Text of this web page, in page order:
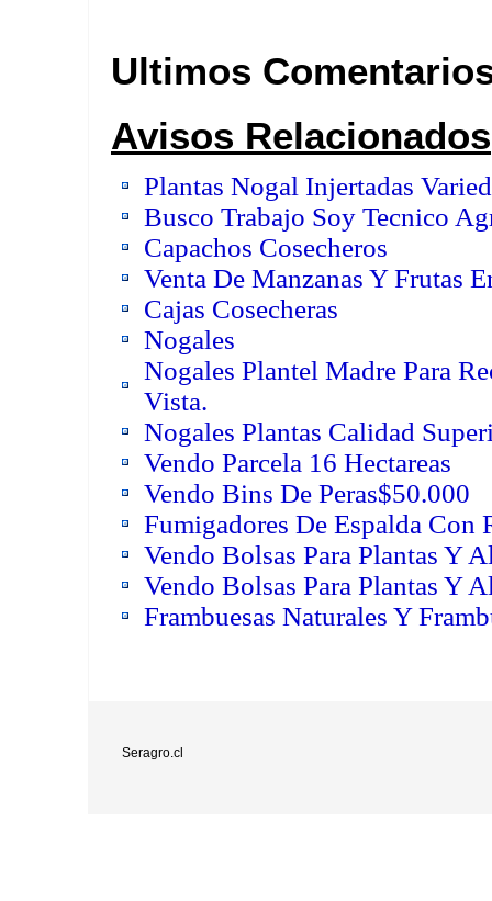
Ultimos
Avisos Relacionados
Plantas Nogal Injertadas
Busco Trabajo Soy Tecnico
Capachos Cosecheros
Venta De Manzanas Y Frutas
Cajas Cosecheras
Nogales
Nogales Plantel Madre Para
Vista.
Nogales Plantas Calidad
Vendo Parcela 16 Hectareas
Vendo Bins De Peras$50.000
Fumigadores De Espalda Con
Vendo Bolsas Para Plantas Y
Vendo Bolsas Para Plantas Y
Frambuesas Naturales Y
Seragro.cl